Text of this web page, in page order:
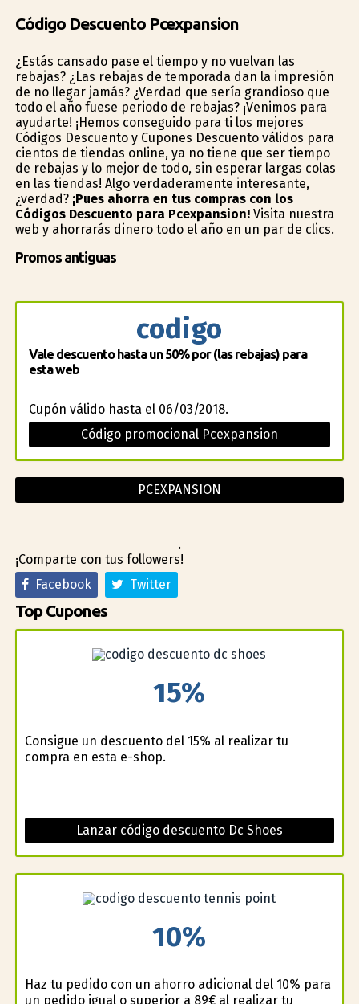
Código Descuento Pcexpansion
¿Estás cansado pase el tiempo y no vuelvan las
rebajas? ¿Las rebajas de temporada dan la impresión
de no llegar jamás? ¿Verdad que sería grandioso que
todo el año fuese periodo de rebajas? ¡Venimos para
ayudarte! ¡Hemos conseguido para ti los mejores
Códigos Descuento y Cupones Descuento válidos para
cientos de tiendas online, ya no tiene que ser tiempo
de rebajas y lo mejor de todo, sin esperar largas colas
en las tiendas! Algo verdaderamente interesante,
¿verdad? ¡Pues ahorra en tus compras con los
Códigos Descuento para Pcexpansion!Visita nuestra
web y ahorrarás dinero todo el año en un par de clics.
Promos antiguas
codigo
Vale descuento hasta un 50% por (las rebajas) para
esta web
Cupón válido hasta el 06/03/2018.
Código promocional Pcexpansion
PCEXPANSION
.
¡Comparte con tus followers!
Facebook
Twitter
Top Cupones
15%
Consigue un descuento del 15% al realizar tu
compra en esta e-shop.
Lanzar código descuento Dc Shoes
10%
Haz tu pedido con un ahorro adicional del 10% para
un pedido igual o superior a 89€ al realizar tu